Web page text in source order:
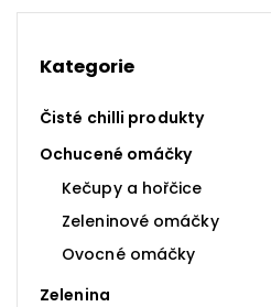
Kategorie
Čisté chilli produkty
Ochucené omáčky
Kečupy a hořčice
Zeleninové omáčky
Ovocné omáčky
Zelenina